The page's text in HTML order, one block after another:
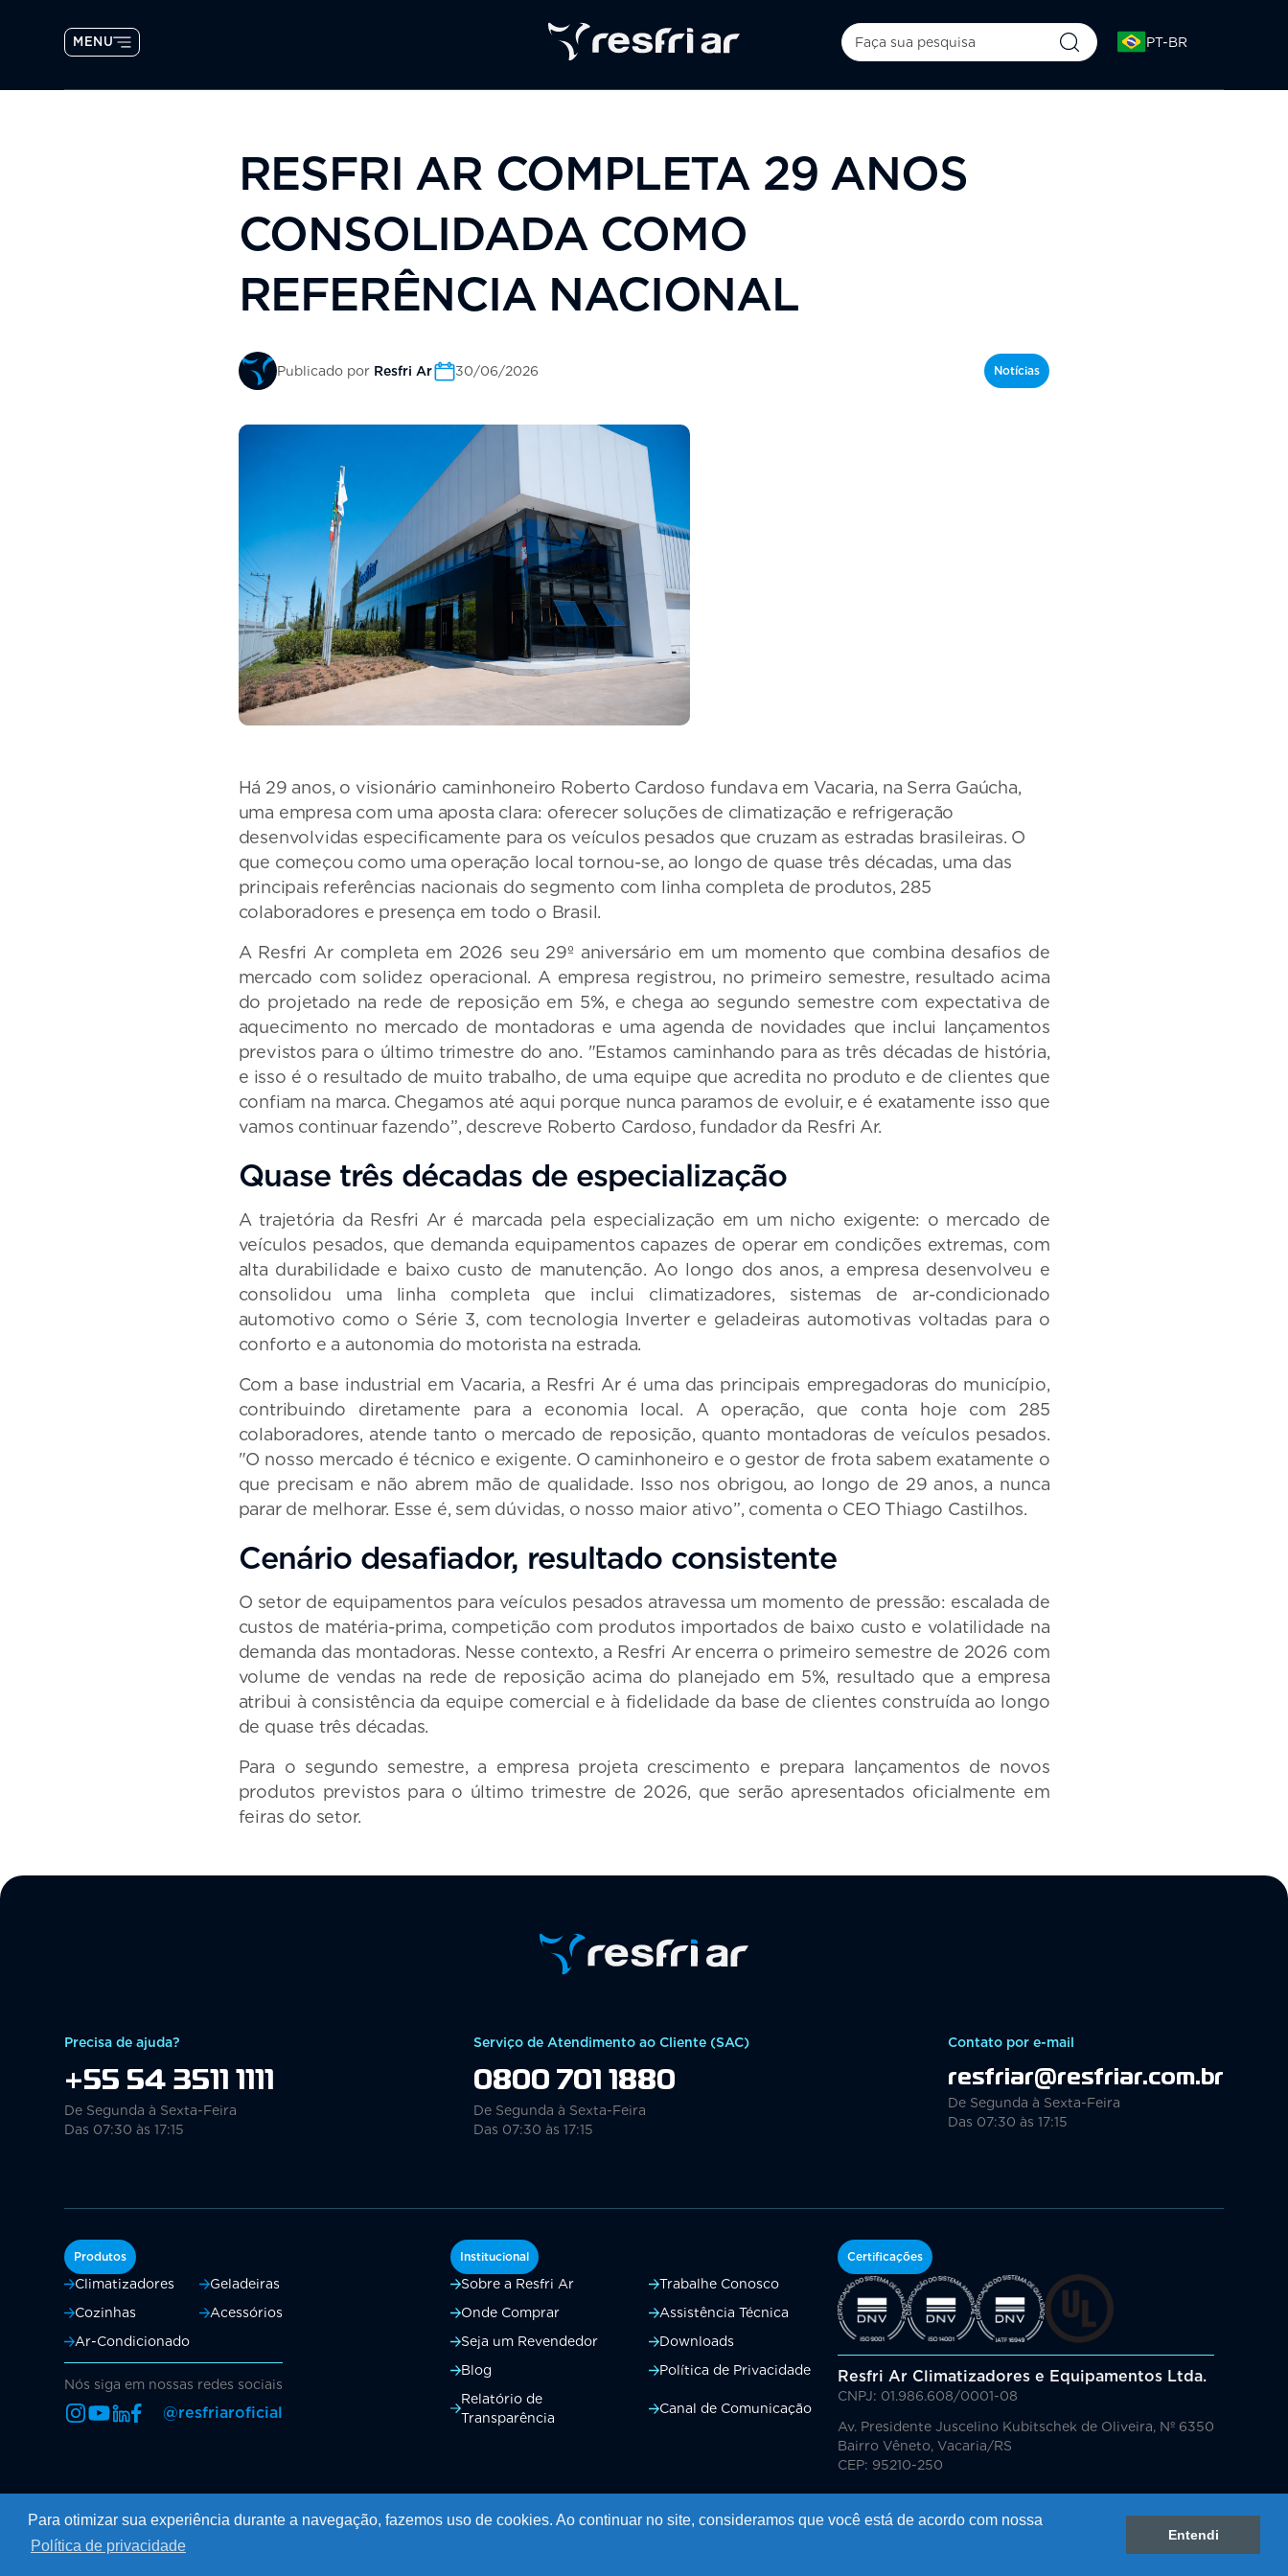
Para otimizar sua experiência durante a navegação, fazemos uso de cookies. Ao continuar no site, consideramos que você está de acordo com nossa
Política de privacidade
Entendi
MENU PT-BR
RESFRI AR COMPLETA 29 ANOS
CONSOLIDADA COMO
REFERÊNCIA NACIONAL
Publicado por Resfri Ar 30/06/2026 Notícias
Há 29 anos, o visionário caminhoneiro Roberto Cardoso fundava em Vacaria, na Serra Gaúcha,
uma empresa com uma aposta clara: oferecer soluções de climatização e refrigeração
desenvolvidas especificamente para os veículos pesados que cruzam as estradas brasileiras. O
que começou como uma operação local tornou-se, ao longo de quase três décadas, uma das
principais referências nacionais do segmento com linha completa de produtos, 285
colaboradores e presença em todo o Brasil.
A Resfri Ar completa em 2026 seu 29º aniversário em um momento que combina desafios de
mercado com solidez operacional. A empresa registrou, no primeiro semestre, resultado acima
do projetado na rede de reposição em 5%, e chega ao segundo semestre com expectativa de
aquecimento no mercado de montadoras e uma agenda de novidades que inclui lançamentos
previstos para o último trimestre do ano. "Estamos caminhando para as três décadas de história,
e isso é o resultado de muito trabalho, de uma equipe que acredita no produto e de clientes que
confiam na marca. Chegamos até aqui porque nunca paramos de evoluir, e é exatamente isso que
vamos continuar fazendo”, descreve Roberto Cardoso, fundador da Resfri Ar.
Quase três décadas de especialização
A trajetória da Resfri Ar é marcada pela especialização em um nicho exigente: o mercado de
veículos pesados, que demanda equipamentos capazes de operar em condições extremas, com
alta durabilidade e baixo custo de manutenção. Ao longo dos anos, a empresa desenvolveu e
consolidou uma linha completa que inclui climatizadores, sistemas de ar-condicionado
automotivo como o Série 3, com tecnologia Inverter e geladeiras automotivas voltadas para o
conforto e a autonomia do motorista na estrada.
Com a base industrial em Vacaria, a Resfri Ar é uma das principais empregadoras do município,
contribuindo diretamente para a economia local. A operação, que conta hoje com 285
colaboradores, atende tanto o mercado de reposição, quanto montadoras de veículos pesados.
"O nosso mercado é técnico e exigente. O caminhoneiro e o gestor de frota sabem exatamente o
que precisam e não abrem mão de qualidade. Isso nos obrigou, ao longo de 29 anos, a nunca
parar de melhorar. Esse é, sem dúvidas, o nosso maior ativo”, comenta o CEO Thiago Castilhos.
Cenário desafiador, resultado consistente
O setor de equipamentos para veículos pesados atravessa um momento de pressão: escalada de
custos de matéria-prima, competição com produtos importados de baixo custo e volatilidade na
demanda das montadoras. Nesse contexto, a Resfri Ar encerra o primeiro semestre de 2026 com
volume de vendas na rede de reposição acima do planejado em 5%, resultado que a empresa
atribui à consistência da equipe comercial e à fidelidade da base de clientes construída ao longo
de quase três décadas.
Para o segundo semestre, a empresa projeta crescimento e prepara lançamentos de novos
produtos previstos para o último trimestre de 2026, que serão apresentados oficialmente em
feiras do setor.
Precisa de ajuda?
+55 54 3511 1111
De Segunda à Sexta-Feira
Das 07:30 às 17:15
Serviço de Atendimento ao Cliente (SAC)
0800 701 1880
De Segunda à Sexta-Feira
Das 07:30 às 17:15
Contato por e-mail
resfriar@resfriar.com.br
De Segunda à Sexta-Feira
Das 07:30 às 17:15
Produtos
Climatizadores
Geladeiras
Cozinhas
Acessórios
Ar-Condicionado
Nós siga em nossas redes sociais
@resfriaroficial
Institucional
Sobre a Resfri Ar
Trabalhe Conosco
Onde Comprar
Assistência Técnica
Seja um Revendedor
Downloads
Blog
Política de Privacidade
Relatório de
Transparência
Canal de Comunicação
Certificações
Resfri Ar Climatizadores e Equipamentos Ltda.
CNPJ: 01.986.608/0001-08
Av. Presidente Juscelino Kubitschek de Oliveira, Nº 6350
Bairro Vêneto, Vacaria/RS
CEP: 95210-250
Copyright Resfri Ar - 2026